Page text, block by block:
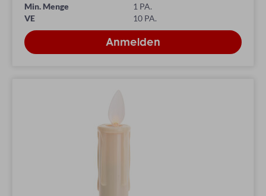
Min. Menge
1 PA.
VE
10 PA.